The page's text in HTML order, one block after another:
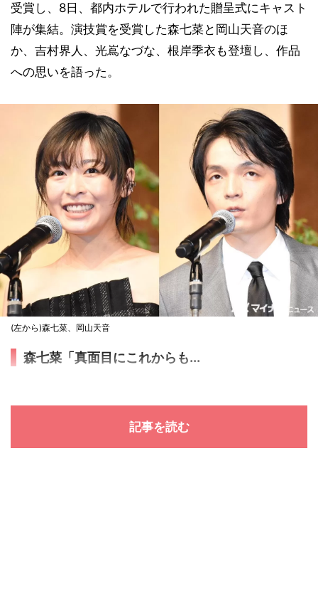
受賞し、8日、都内ホテルで行われた贈呈式にキャスト
陣が集結。演技賞を受賞した森七菜と岡山天音のほ
か、吉村界人、光嶌なづな、根岸季衣も登壇し、作品
への思いを語った。
(左から)森七菜、岡山天音
森七菜「真面目にこれからも...
記事を読む